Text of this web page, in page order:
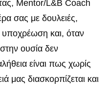
Mentor/L&B Coach
σας με δουλειές,
και, όταν
ουσία δεν
είναι πως χωρίς
μας διασκορπίζεται και